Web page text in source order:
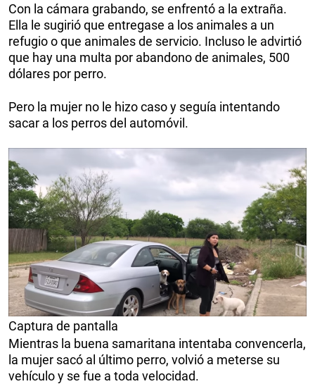
Con la cámara grabando, se enfrentó a la extraña.
Ella le sugirió que entregase a los animales a un
refugio o que animales de servicio. Incluso le advirtió
que hay una multa por abandono de animales, 500
dólares por perro.
Pero la mujer no le hizo caso y seguía intentando
sacar a los perros del automóvil.
Captura de pantalla
Mientras la buena samaritana intentaba convencerla,
la mujer sacó al último perro, volvió a meterse su
vehículo y se fue a toda velocidad.